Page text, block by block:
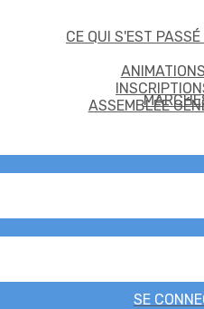
CE QUI S'EST PASSÉ
ASSEMBLÉE
SE